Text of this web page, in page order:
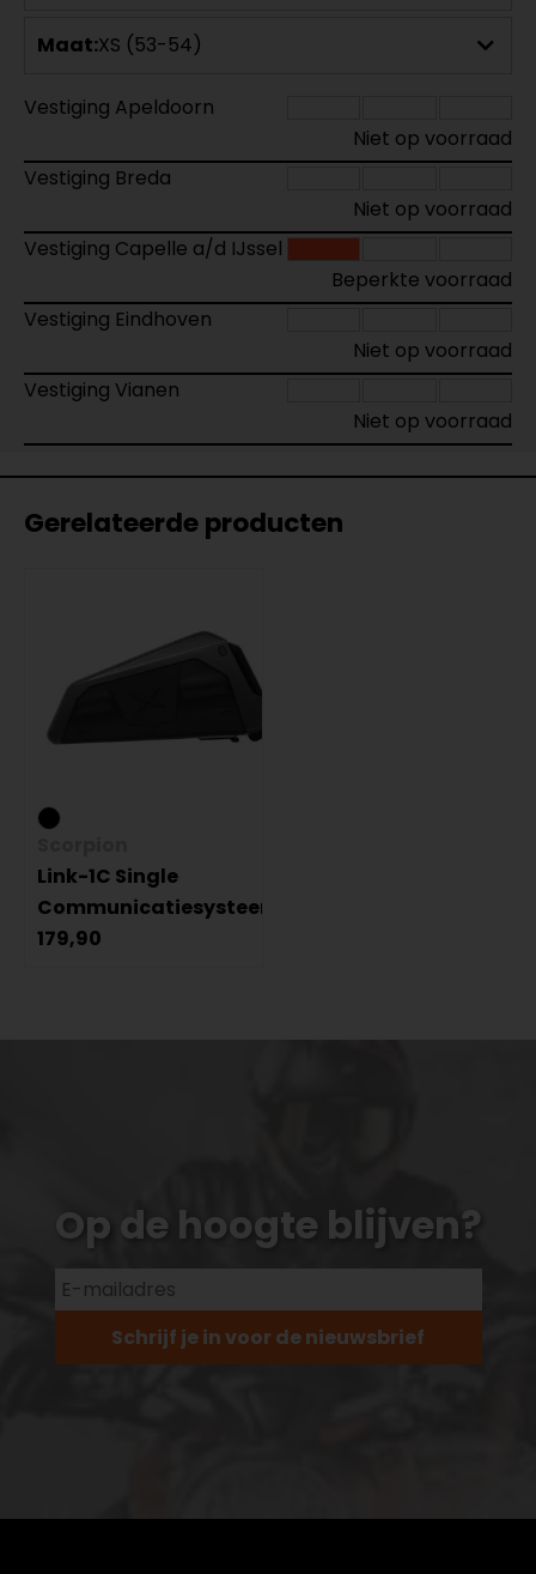
Maat:XS (53-54)
Vestiging Apeldoorn
Niet op voorraad
Vestiging Breda
Niet op voorraad
Vestiging Capelle a/d IJssel
Beperkte voorraad
Vestiging Eindhoven
Niet op voorraad
Vestiging Vianen
Niet op voorraad
Gerelateerde producten
Link-1C Single
Communicatiesysteem
179,90
Op de hoogte blijven?
Schrijf je in voor de nieuwsbrief